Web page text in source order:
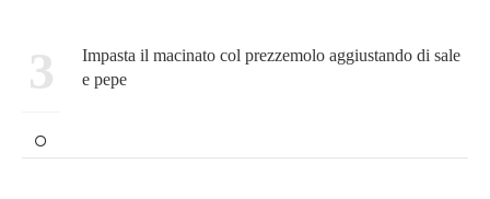
3
Impasta il macinato col prezzemolo aggiustando di sale
e pepe